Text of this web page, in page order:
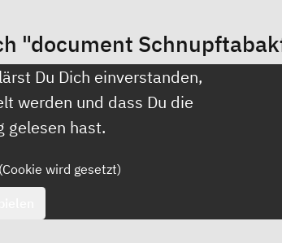
"document
Du Dich einverstanden,
werden und dass Du die
gelesen hast.
wird gesetzt)